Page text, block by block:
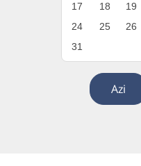
17
18 19
24
25 26
31
Azi